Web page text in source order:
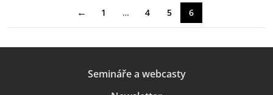
← 1 … 4 5 6
Semináře a webcasty